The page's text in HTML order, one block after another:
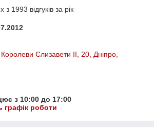
1993 відгуків за рік
Єлизавети ІІ, 20, Дніпро,
з 10:00 до 17:00
графік роботи